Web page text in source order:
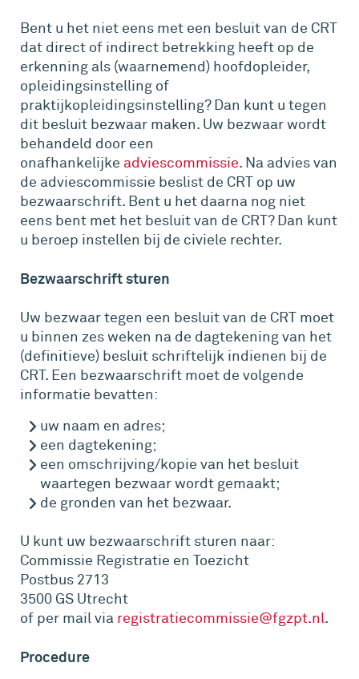
Bent u het niet eens met een besluit van de CRT
dat direct of indirect betrekking heeft op de
erkenning als (waarnemend) hoofdopleider,
opleidingsinstelling of
praktijkopleidingsinstelling? Dan kunt u tegen
dit besluit bezwaar maken. Uw bezwaar wordt
behandeld door een
onafhankelijke adviescommissie. Na advies van
de adviescommissie beslist de CRT op uw
bezwaarschrift. Bent u het daarna nog niet
eens bent met het besluit van de CRT? Dan kunt
u beroep instellen bij de civiele rechter.
Bezwaarschrift sturen
Uw bezwaar tegen een besluit van de CRT moet
u binnen zes weken na de dagtekening van het
(definitieve) besluit schriftelijk indienen bij de
CRT. Een bezwaarschrift moet de volgende
informatie bevatten:
uw naam en adres;
een dagtekening;
een omschrijving/kopie van het besluit
waartegen bezwaar wordt gemaakt;
de gronden van het bezwaar.
U kunt uw bezwaarschrift sturen naar:
Commissie Registratie en Toezicht
Postbus 2713
3500 GS Utrecht
of per mail via registratiecommissie@fgzpt.nl.
Procedure